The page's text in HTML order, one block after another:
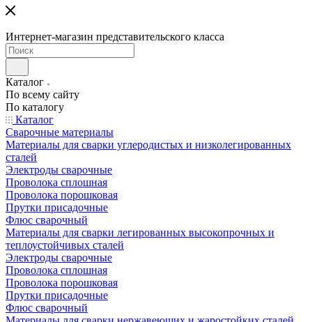
Интернет-магазин представительского класса
Каталог
По всему сайту
По каталогу
Каталог
Сварочные материалы
Материалы для сварки углеродистых и низколегированных
сталей
Электроды сварочные
Проволока сплошная
Проволока порошковая
Прутки присадочные
Флюс сварочный
Материалы для сварки легированных высокопрочных и
теплоустойчивых сталей
Электроды сварочные
Проволока сплошная
Проволока порошковая
Прутки присадочные
Флюс сварочный